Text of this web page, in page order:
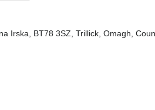
Irska, BT78 3SZ, Trillick, Omagh,